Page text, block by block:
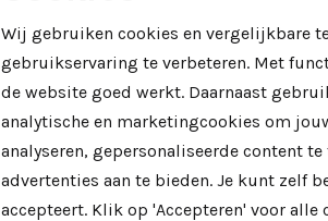
Noodzakelijke cookies
Analytische cookies
Wij gebruiken cookies en vergelijkbare
gebruikservaring te verbeteren. Met
de website goed werkt. Daarnaast
analytische en marketingcookies om
analyseren, gepersonaliseerde content
advertenties aan te bieden. Je kunt zelf
accepteert. Klik op 'Accepteren' voor